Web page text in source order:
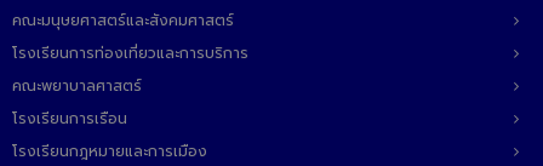
คณะมนุษยศาสตร์และสังคมศาสตร์
โรงเรียนการท่องเที่ยวและการบริการ
คณะพยาบาลศาสตร์
โรงเรียนการเรือน
โรงเรียนกฎหมายและการเมือง